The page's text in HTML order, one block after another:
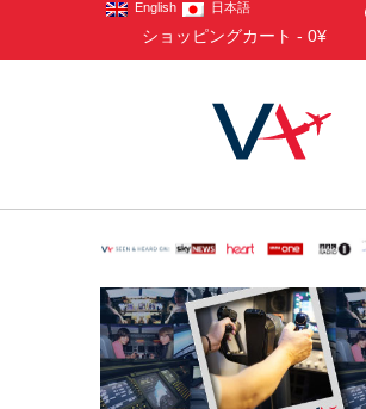
English 日本語
ショッピングカート - 0¥